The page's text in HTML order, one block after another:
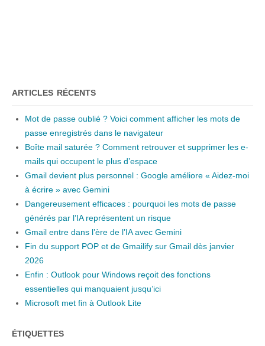
ARTICLES RÉCENTS
Mot de passe oublié ? Voici comment afficher les mots de
passe enregistrés dans le navigateur
Boîte mail saturée ? Comment retrouver et supprimer les e-
mails qui occupent le plus d’espace
Gmail devient plus personnel : Google améliore « Aidez-moi
à écrire » avec Gemini
Dangereusement efficaces : pourquoi les mots de passe
générés par l’IA représentent un risque
Gmail entre dans l’ère de l’IA avec Gemini
Fin du support POP et de Gmailify sur Gmail dès janvier
2026
Enfin : Outlook pour Windows reçoit des fonctions
essentielles qui manquaient jusqu’ici
Microsoft met fin à Outlook Lite
ÉTIQUETTES